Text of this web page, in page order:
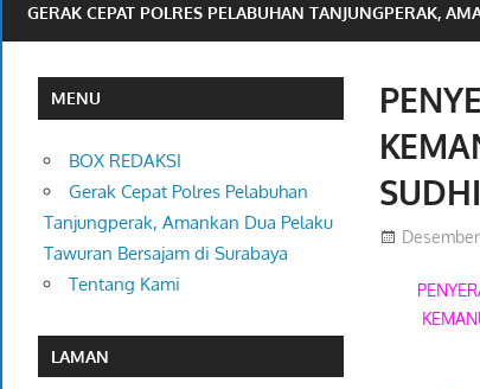
GERAK CEPAT POLRES PELABUHAN TANJUNGPERAK,
MENU
BOX REDAKSI
Gerak Cepat Polres Pelabuhan
Tanjungperak, Amankan Dua Pelaku
Tawuran Bersajam di Surabaya
Tentang Kami
LAMAN